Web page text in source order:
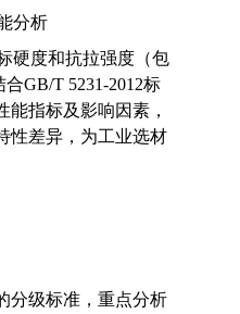
分析
硬度和抗拉强度（包
GB/T 5231-2012标
能指标及影响因素，
性差异，为工业选材
分级标准，重点分析